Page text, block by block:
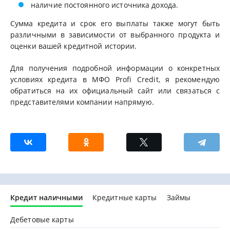
наличие постоянного источника дохода.
Сумма кредита и срок его выплаты также могут быть
различными в зависимости от выбранного продукта и
оценки вашей кредитной истории.
Для получения подробной информации о конкретных
условиях кредита в МФО Profi Credit, я рекомендую
обратиться на их официальный сайт или связаться с
представителями компании напрямую.
Кредит наличными Кредитные карты Займы
Дебетовые карты